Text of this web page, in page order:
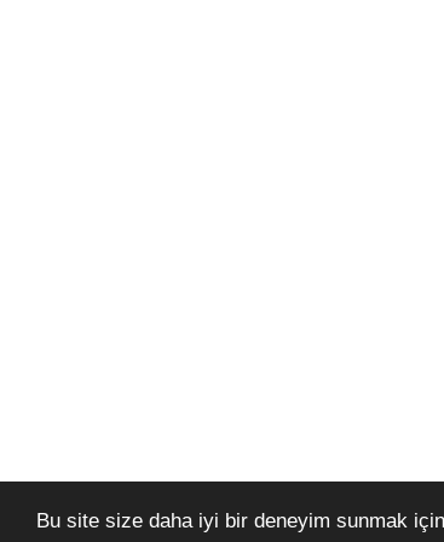
Bu site size daha iyi bir deneyim sunmak